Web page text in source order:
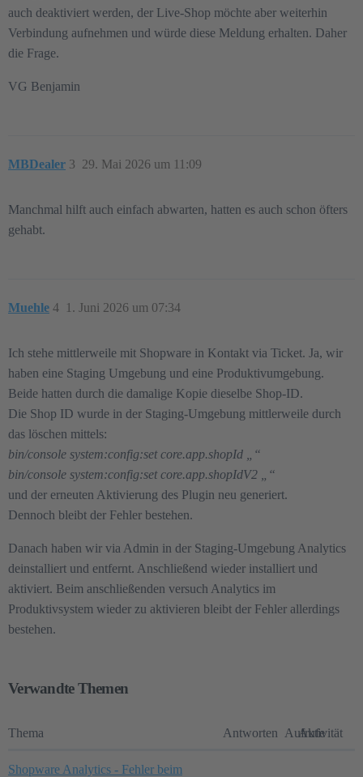
auch deaktiviert werden, der Live-Shop möchte aber weiterhin
Verbindung aufnehmen und würde diese Meldung erhalten. Daher
die Frage.
VG Benjamin
MBDealer 29. Mai 2026 um 11:09
3
Manchmal hilft auch einfach abwarten, hatten es auch schon öfters
gehabt.
Muehle 1. Juni 2026 um 07:34
4
Ich stehe mittlerweile mit Shopware in Kontakt via Ticket. Ja, wir
haben eine Staging Umgebung und eine Produktivumgebung.
Beide hatten durch die damalige Kopie dieselbe Shop-ID.
Die Shop ID wurde in der Staging-Umgebung mittlerweile durch
das löschen mittels:
bin/console system:config:set core.app.shopId „“
bin/console system:config:set core.app.shopIdV2 „“
und der erneuten Aktivierung des Plugin neu generiert.
Dennoch bleibt der Fehler bestehen.
Danach haben wir via Admin in der Staging-Umgebung Analytics
deinstalliert und entfernt. Anschließend wieder installiert und
aktiviert. Beim anschließenden versuch Analytics im
Produktivsystem wieder zu aktivieren bleibt der Fehler allerdings
bestehen.
Verwandte Themen
Thema Antworten Aufrufe
Aktivität
Shopware Analytics - Fehler beim